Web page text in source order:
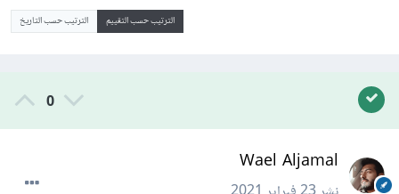
الترتيب حسب التقييم الترتيب حسب التاريخ
0
Wael Aljamal